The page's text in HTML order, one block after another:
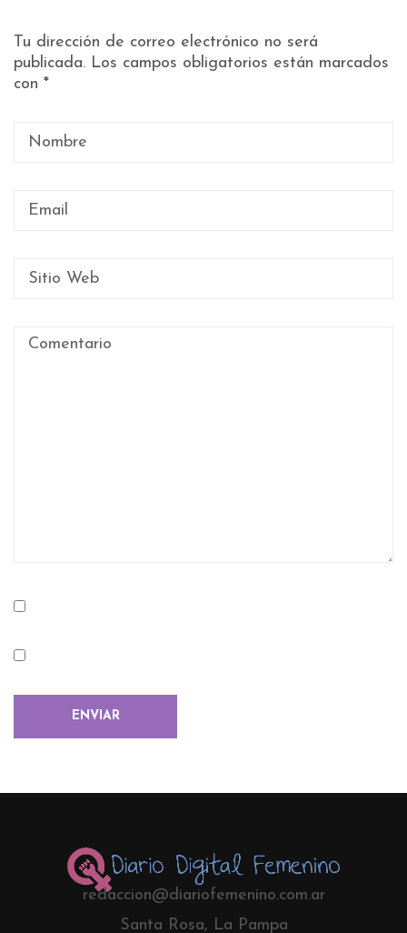
Tu dirección de correo electrónico no será
publicada. Los campos obligatorios están marcados
con *
redaccion@diariofemenino.com.ar
Santa Rosa, La Pampa